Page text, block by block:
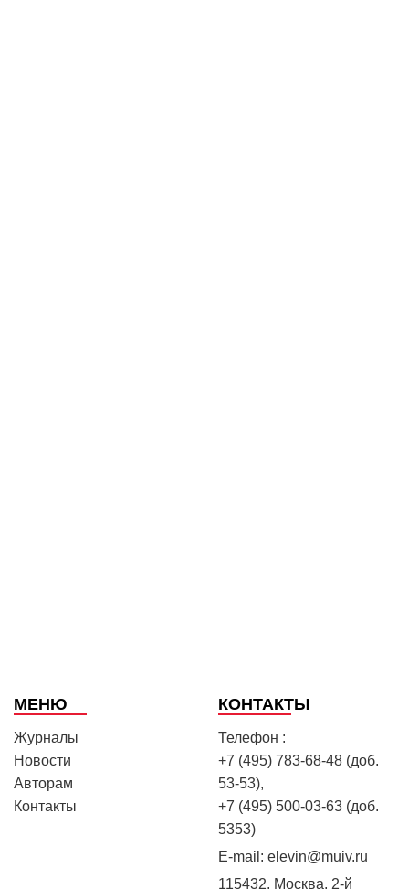
МЕНЮ
Журналы
Новости
Авторам
Контакты
КОНТАКТЫ
Телефон :
+7 (495) 783-68-48 (доб.
53-53),
+7 (495) 500-03-63 (доб.
5353)
E-mail: elevin@muiv.ru
115432, Москва, 2-й